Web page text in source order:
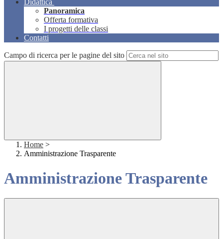
Didattica
Panoramica
Offerta formativa
I progetti delle classi
Contatti
Campo di ricerca per le pagine del sito
Home >
Amministrazione Trasparente
Amministrazione Trasparente